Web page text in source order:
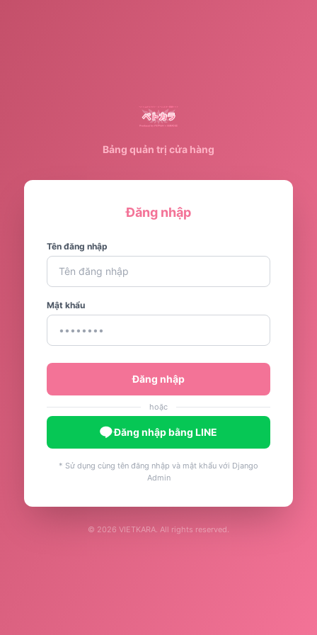
Bảng quản trị cửa hàng
Đăng nhập
Tên đăng nhập
Mật khẩu
Đăng nhập
hoặc
Đăng nhập bằng LINE
* Sử dụng cùng tên đăng nhập và mật khẩu với Django
Admin
© 2026 VIETKARA. All rights reserved.